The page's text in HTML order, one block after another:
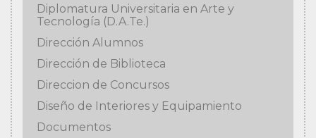
Diplomatura Universitaria en Arte y
Tecnología (D.A.Te.)
Dirección Alumnos
Dirección de Biblioteca
Direccion de Concursos
Diseño de Interiores y Equipamiento
Documentos